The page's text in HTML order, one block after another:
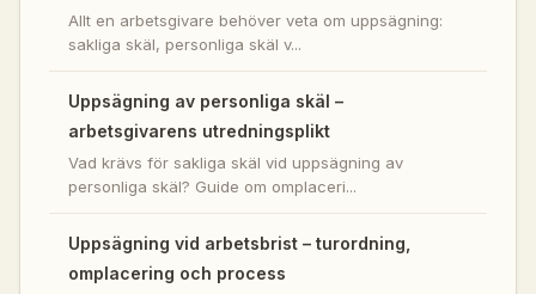
Allt en arbetsgivare behöver veta om uppsägning:
sakliga skäl, personliga skäl v...
Uppsägning av personliga skäl –
arbetsgivarens utredningsplikt
Vad krävs för sakliga skäl vid uppsägning av
personliga skäl? Guide om omplaceri...
Uppsägning vid arbetsbrist – turordning,
omplacering och process